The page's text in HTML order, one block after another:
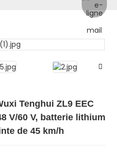
Tenghui ZL9 EEC
V/60 V, batterie lithium
de 45 km/h